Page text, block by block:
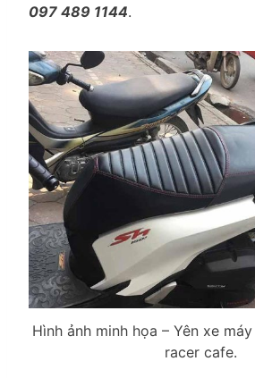
097 489 1144.
Hình ảnh minh họa – Yên xe
racer cafe.